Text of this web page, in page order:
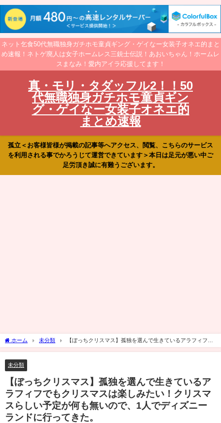
ネット乞食50代無職独身ガチホモ童貞ギング・ゲイなー女装子オネエ的まと
め速報！ネトゲ廃人は女子ホームレス三銃士伝説！あおいちゃん！ホームレ
スまなみ！愛内アイラ応援してます！
真・モリ・タダッフル2！！50
代無職独身ガチホモ童貞ギン
グ・ゲイなー女装子オネエ的
まとめ速報
孤立＜お客様皆様が掲載の記事等へアクセス、閲覧、こちらのサービス
を利用される事でかろうじて運営できています＞本日は足元が悪い中ご
足労頂き誠に有難うございます。
ホーム 未分類
【ぼっちクリスマス】孤独を選んで生きているアラフィフで
もクリスマスは楽しみたい！クリスマスらしい予定が何も無いので、1人でディズニー
未分類
【ぼっちクリスマス】孤独を選んで生きているア
ラフィフでもクリスマスは楽しみたい！クリスマ
スらしい予定が何も無いので、1人でディズニー
ランドに行ってきた。